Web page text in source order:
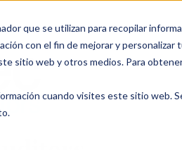
que se utilizan para recopilar
con el fin de mejorar y personalizar
sitio web y otros medios. Para
cuando visites este sitio web.